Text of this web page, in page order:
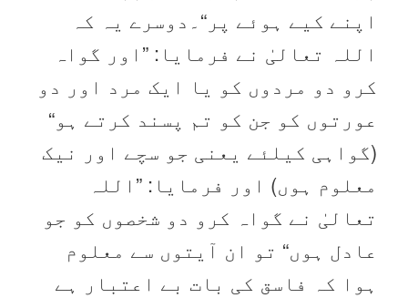
اپنے کیے ہوئے پر“۔دوسرے یہ کہ
اللہ تعالیٰ نے فرمایا: ”اور گواہ
کرو دو مردوں کو یا ایک مرد اور دو
عورتوں کو جن کو تم پسند کرتے ہو“
(گواہی کیلئے یعنی جو سچے اور نیک
معلوم ہوں) اور فرمایا: ”اللہ
تعالیٰ نے گواہ کرو دو شخصوں کو جو
عادل ہوں“ تو ان آیتوں سے معلوم
ہوا کہ فاسق کی بات بے اعتبار ہے